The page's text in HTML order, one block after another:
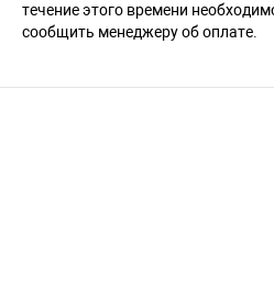
течение этого времени
сообщить менеджеру об оплате.